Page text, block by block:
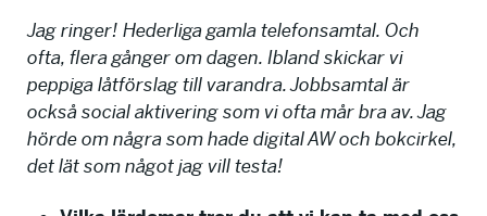
Jag ringer! Hederliga gamla telefonsamtal. Och
ofta, flera gånger om dagen. Ibland skickar vi
peppiga låtförslag till varandra. Jobbsamtal är
också social aktivering som vi ofta mår bra av. Jag
hörde om några som hade digital AW och bokcirkel,
det lät som något jag vill testa!